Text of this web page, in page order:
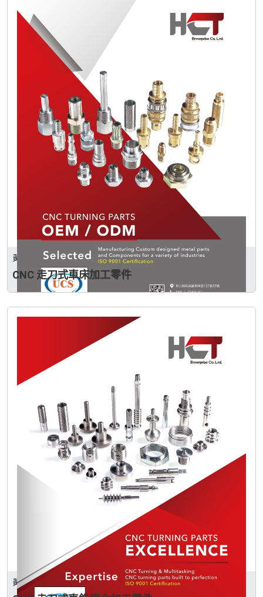
黃朝泰企業股份有限公司
CNC 走刀式車床加工零件
黃朝泰企業股份有限公司